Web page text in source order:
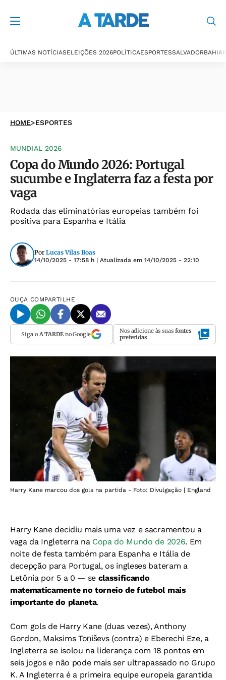
ÚLTIMAS NOTÍCIASELEIÇÕES 2026POLÍTICAESPORTESSALVADORBAHIA
HOME>ESPORTES
MUNDIAL 2026
Copa do Mundo 2026: Portugal
sucumbe e Inglaterra faz a festa por
vaga
Rodada das eliminatórias europeias também foi
positiva para Espanha e Itália
Por Lucas Vilas Boas
14/10/2025 - 17:58 h | Atualizada em 14/10/2025 - 22:10
OUÇA COMPARTILHE
Siga o A TARDEno Google Nos adicione às suas fontes
preferidas
Harry Kane marcou dos gols na partida - Foto: Divulgação | England
Harry Kane decidiu mais uma vez e sacramentou a
vaga da Ingleterra na Copa do Mundo de 2026. Em
noite de festa também para Espanha e Itália de
decepção para Portugal, os ingleses bateram a
Letônia por 5 a 0 — se classificando
matematicamente no torneio de futebol mais
importante do planeta.
Com gols de Harry Kane (duas vezes), Anthony
Gordon, Maksims Toņiševs (contra) e Eberechi Eze, a
Ingleterra se isolou na liderança com 18 pontos em
seis jogos e não pode mais ser ultrapassado no Grupo
K. A Ingleterra é a primeira equipe europeia garantida